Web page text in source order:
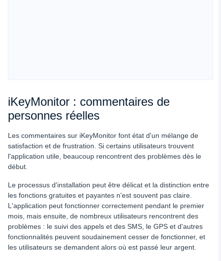
iKeyMonitor : commentaires de
personnes réelles
Les commentaires sur iKeyMonitor font état d'un mélange de
satisfaction et de frustration. Si certains utilisateurs trouvent
l'application utile, beaucoup rencontrent des problèmes dès le
début.
Le processus d'installation peut être délicat et la distinction entre
les fonctions gratuites et payantes n'est souvent pas claire.
L'application peut fonctionner correctement pendant le premier
mois, mais ensuite, de nombreux utilisateurs rencontrent des
problèmes : le suivi des appels et des SMS, le GPS et d'autres
fonctionnalités peuvent soudainement cesser de fonctionner, et
les utilisateurs se demandent alors où est passé leur argent.